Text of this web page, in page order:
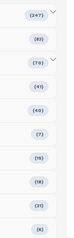
(247)
(83)
(70)
(41)
(40)
(7)
(15)
(18)
(21)
(6)